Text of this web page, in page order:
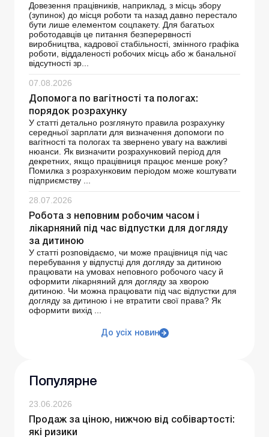
Довезення працівників, наприклад, з місць збору
(зупинок) до місця роботи та назад давно перестало
бути лише елементом соцпакету. Для багатьох
роботодавців це питання безперервності
виробництва, кадрової стабільності, змінного графіка
роботи, віддаленості робочих місць або ж банальної
відсутності зр...
07.08.2026
Допомога по вагітності та пологах:
порядок розрахунку
У статті детально розглянуто правила розрахунку
середньої зарплати для визначення допомоги по
вагітності та пологах та звернено увагу на важливі
нюанси. Як визначити розрахунковий період для
декретних, якщо працівниця працює менше року?
Помилка з розрахунковим періодом може коштувати
підприємству ...
28.07.2026
Робота з неповним робочим часом і
лікарняний під час відпустки для догляду
за дитиною
У статті розповідаємо, чи може працівниця під час
перебування у відпустці для догляду за дитиною
працювати на умовах неповного робочого часу й
оформити лікарняний для догляду за хворою
дитиною. Чи можна працювати під час відпустки для
догляду за дитиною і не втратити свої права? Як
оформити вихід ...
До усіх новин
Популярне
23.06.2026
Продаж за ціною, нижчою від собівартості:
які ризики